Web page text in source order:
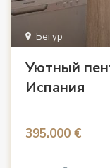
Бегур
Уютный
Испания
395.000 €